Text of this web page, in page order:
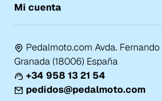
Mi cuenta
Pedalmoto.com Avda. Fernando
Granada (18006) España
+34 958 13 21 54
pedidos@pedalmoto.com